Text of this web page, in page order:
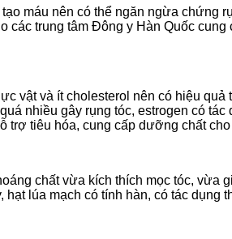
máu nên có thể ngăn ngừa chứng
các trung tâm Đông y Hàn Quốc
vật và ít cholesterol nên có hiệu
nhiều gây rụng tóc, estrogen có
trợ tiêu hóa, cung cấp dưỡng chất cho
chất vừa kích thích mọc tóc, vừa
hạt lúa mạch có tính hàn, có tác